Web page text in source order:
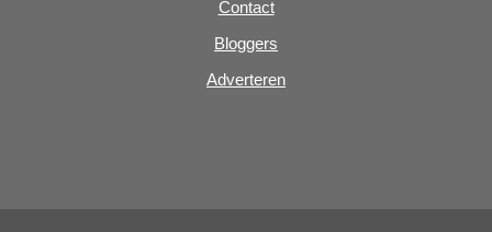
Contact
Bloggers
Adverteren